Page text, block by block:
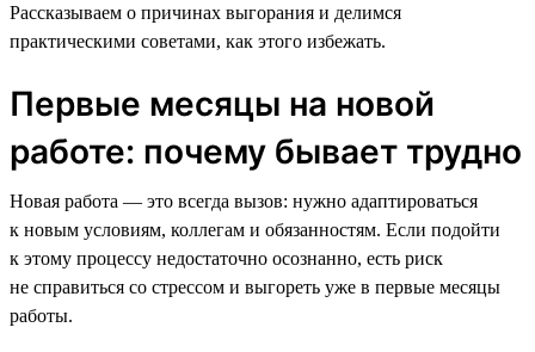
Рассказываем о причинах выгорания и делимся
практическими советами, как этого избежать.
Первые месяцы на новой
работе: почему бывает трудно
Новая работа — это всегда вызов: нужно адаптироваться
к новым условиям, коллегам и обязанностям. Если подойти
к этому процессу недостаточно осознанно, есть риск
не справиться со стрессом и выгореть уже в первые месяцы
работы.